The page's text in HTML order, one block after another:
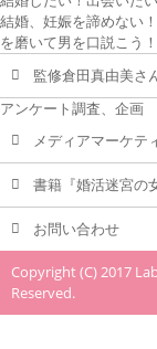
結婚、妊娠を諦めない
を磨いて男を口説こう！
監修倉田真由美さ
アンケート調査、企画
メディアマーケテ
書籍『婚活迷宮の
お問い合わせ
Copyright (C) 2017
Reserved.